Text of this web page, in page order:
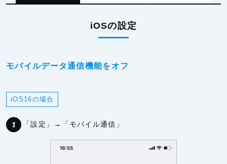
iOSの設定
モバイルデータ通信機能をオフ
iOS16の場合
「設定」→「モバイル通信」